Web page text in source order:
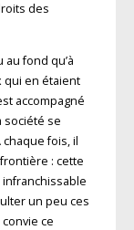
des
fond qu’à
qui en étaient
accompagné
société se
fois, il
: cette
un peu ces
ce